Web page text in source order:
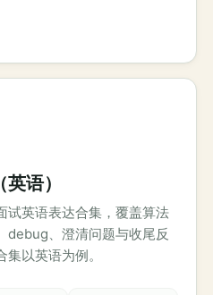
语）
试英语表达合集，覆盖算法
debug、澄清问题与收尾反
以英语为例。